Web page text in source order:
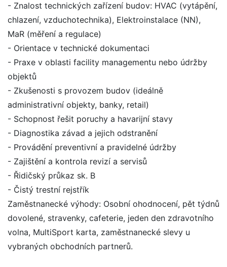
- Znalost technických zařízení budov: HVAC (vytápění,
chlazení, vzduchotechnika), Elektroinstalace (NN),
MaR (měření a regulace)
- Orientace v technické dokumentaci
- Praxe v oblasti facility managementu nebo údržby
objektů
- Zkušenosti s provozem budov (ideálně
administrativní objekty, banky, retail)
- Schopnost řešit poruchy a havarijní stavy
- Diagnostika závad a jejich odstranění
- Provádění preventivní a pravidelné údržby
- Zajištění a kontrola revizí a servisů
- Řidičský průkaz sk. B
- Čistý trestní rejstřík
Zaměstnanecké výhody: Osobní ohodnocení, pět týdnů
dovolené, stravenky, cafeterie, jeden den zdravotního
volna, MultiSport karta, zaměstnanecké slevy u
vybraných obchodních partnerů.